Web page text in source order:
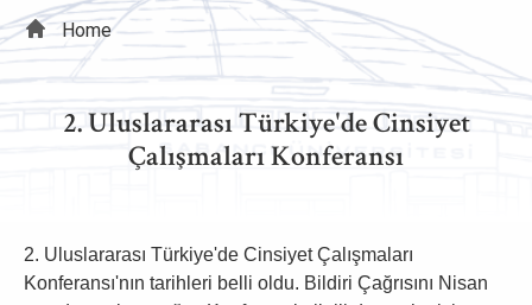
Breadcrumb
Home
2.⁠ ⁠Uluslararası Türkiye'de Cinsiyet
Çalışmaları Konferansı
2.⁠ ⁠Uluslararası Türkiye'de Cinsiyet Çalışmaları
Konferansı'nın tarihleri belli oldu. Bildiri Çağrısını Nisan